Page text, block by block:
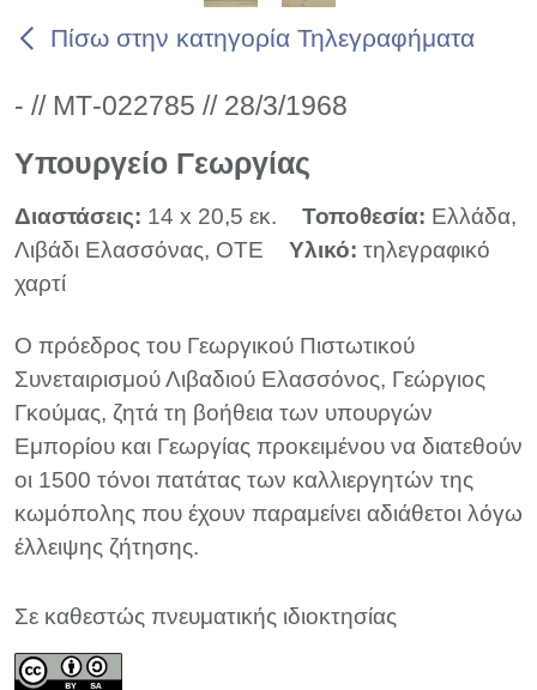
Πίσω στην κατηγορία Τηλεγραφήματα
- // ΜΤ-022785 // 28/3/1968
Υπουργείο Γεωργίας
Διαστάσεις: 14 x 20,5 εκ. Τοποθεσία: Ελλάδα,
Λιβάδι Ελασσόνας, ΟΤΕ
Υλικό: τηλεγραφικό
χαρτί
Ο πρόεδρος του Γεωργικού Πιστωτικού
Συνεταιρισμού Λιβαδιού Ελασσόνος, Γεώργιος
Γκούμας, ζητά τη βοήθεια των υπουργών
Εμπορίου και Γεωργίας προκειμένου να διατεθούν
οι 1500 τόνοι πατάτας των καλλιεργητών της
κωμόπολης που έχουν παραμείνει αδιάθετοι λόγω
έλλειψης ζήτησης.
Σε καθεστώς πνευματικής ιδιοκτησίας